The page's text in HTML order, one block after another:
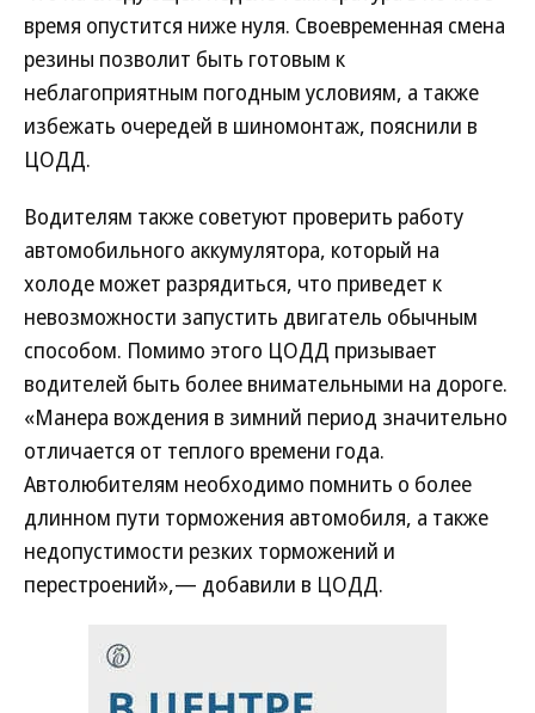
время опустится ниже нуля. Своевременная смена
резины позволит быть готовым к
неблагоприятным погодным условиям, а также
избежать очередей в шиномонтаж, пояснили в
ЦОДД.
Водителям также советуют проверить работу
автомобильного аккумулятора, который на
холоде может разрядиться, что приведет к
невозможности запустить двигатель обычным
способом. Помимо этого ЦОДД призывает
водителей быть более внимательными на дороге.
«Манера вождения в зимний период значительно
отличается от теплого времени года.
Автолюбителям необходимо помнить о более
длинном пути торможения автомобиля, а также
недопустимости резких торможений и
перестроений»,— добавили в ЦОДД.